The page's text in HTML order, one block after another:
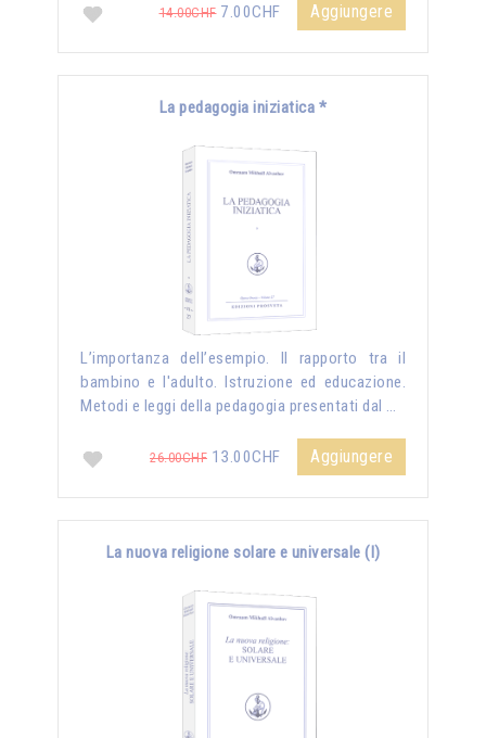
14.00CHF7.00CHF Aggiungere
La pedagogia iniziatica *
L’importanza dell’esempio. Il rapporto tra il
bambino e l'adulto. Istruzione ed educazione.
Metodi e leggi della pedagogia presentati dal …
26.00CHF 13.00CHF Aggiungere
La nuova religione solare e universale (I)